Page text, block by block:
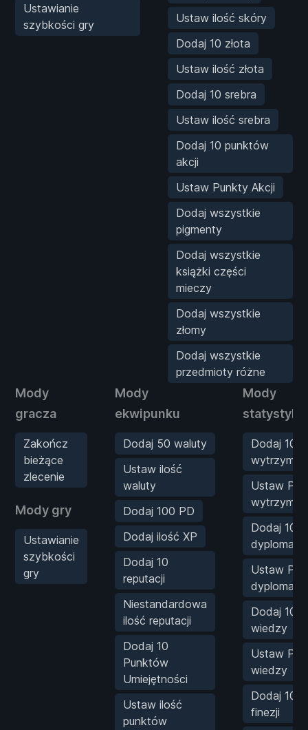
Ustawianie
szybkości gry
Ustaw ilość skóry
Dodaj 10 złota
Ustaw ilość złota
Dodaj 10 srebra
Ustaw ilość srebra
Dodaj 10 punktów
akcji
Ustaw Punkty Akcji
Dodaj wszystkie
pigmenty
Dodaj wszystkie
książki części
mieczy
Dodaj wszystkie
złomy
Dodaj wszystkie
przedmioty różne
Mody
gracza
Zakończ
bieżące
zlecenie
Mody gry
Ustawianie
szybkości
gry
Mody
ekwipunku
Dodaj 50 waluty
Ustaw ilość
waluty
Dodaj 100 PD
Dodaj ilość XP
Dodaj 10
reputacji
Niestandardowa
ilość reputacji
Dodaj 10
Punktów
Umiejętności
Ustaw ilość
punktów
Mody
statystyk
Dodaj 10
Ustaw PA
Dodaj 10
dyplomacji
Ustaw PA
dyplomacji
Dodaj 10
wiedzy
Ustaw PA
wiedzy
Dodaj 10
finezji